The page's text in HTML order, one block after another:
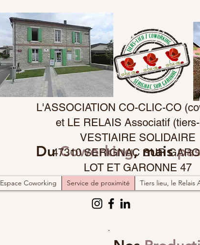
L'ASSOCIATION CO-CLIC-CO
et LE RELAIS Associatif
VESTIAIRE SOLIDAIRE
47310 SERIGNAC SUR
LOT ET GARONNE 47
Espace Coworking Service de proximité Tiers lieu, le Relais
DuCoworking, mais